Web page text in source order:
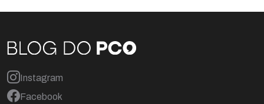
Instagram
Facebook